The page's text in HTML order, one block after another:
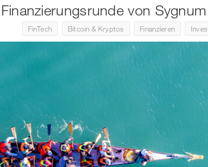
von Sygnum
FinTech Bitcoin & Kryptos Finanzieren